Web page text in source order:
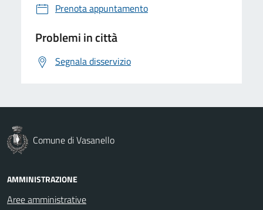
Prenota appuntamento
Problemi in città
Segnala disservizio
Comune di Vasanello
AMMINISTRAZIONE
Aree amministrative